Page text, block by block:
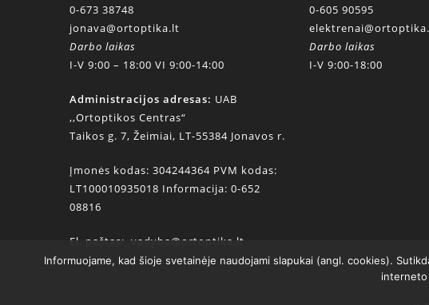
0-673 38748
jonava@ortoptika.lt
Darbo laikas
I-V 9:00 – 18:00 VI 9:00-14:00
Administracijos adresas: UAB
,,Ortoptikos Centras“
Taikos g. 7, Žeimiai, LT-55384 Jonavos r.
Įmonės kodas: 304244364 PVM kodas:
LT100010935018 Informacija: 0-652
08816
El. paštas: vadyba@ortoptika.lt
0-605 90595
Darbo laikas
I-V 9:00-18:00
Informuojame, kad šioje svetainėje naudojami slapukai (angl. cookies).
interneto